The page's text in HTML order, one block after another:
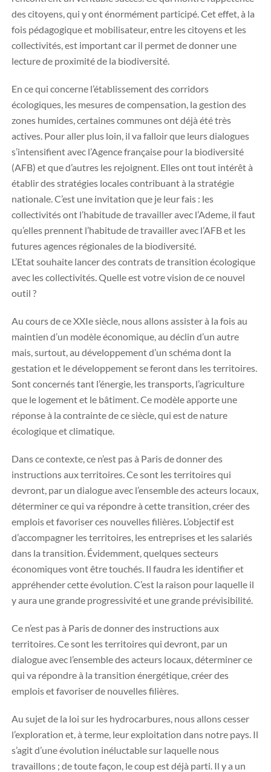
des citoyens, qui y ont énormément participé. Cet effet, à la
fois pédagogique et mobilisateur, entre les citoyens et les
collectivités, est important car il permet de donner une
lecture de proximité de la biodiversité.
En ce qui concerne l’établissement des corridors
écologiques, les mesures de compensation, la gestion des
zones humides, certaines communes ont déjà été très
actives. Pour aller plus loin, il va falloir que leurs dialogues
s’intensifient avec l’Agence française pour la biodiversité
(AFB) et que d’autres les rejoignent. Elles ont tout intérêt à
établir des stratégies locales contribuant à la stratégie
nationale. C’est une invitation que je leur fais : les
collectivités ont l’habitude de travailler avec l’Ademe, il faut
qu’elles prennent l’habitude de travailler avec l’AFB et les
futures agences régionales de la biodiversité.
L’Etat souhaite lancer des contrats de transition écologique
avec les collectivités. Quelle est votre vision de ce nouvel
outil ?
Au cours de ce XXIe siècle, nous allons assister à la fois au
maintien d’un modèle économique, au déclin d’un autre
mais, surtout, au développement d’un schéma dont la
gestation et le développement se feront dans les territoires.
Sont concernés tant l’énergie, les transports, l’agriculture
que le logement et le bâtiment. Ce modèle apporte une
réponse à la contrainte de ce siècle, qui est de nature
écologique et climatique.
Dans ce contexte, ce n’est pas à Paris de donner des
instructions aux territoires. Ce sont les territoires qui
devront, par un dialogue avec l’ensemble des acteurs locaux,
déterminer ce qui va répondre à cette transition, créer des
emplois et favoriser ces nouvelles filières. L’objectif est
d’accompagner les territoires, les entreprises et les salariés
dans la transition. Évidemment, quelques secteurs
économiques vont être touchés. Il faudra les identifier et
appréhender cette évolution. C’est la raison pour laquelle il
y aura une grande progressivité et une grande prévisibilité.
Ce n’est pas à Paris de donner des instructions aux
territoires. Ce sont les territoires qui devront, par un
dialogue avec l’ensemble des acteurs locaux, déterminer ce
qui va répondre à la transition énergétique, créer des
emplois et favoriser de nouvelles filières.
Au sujet de la loi sur les hydrocarbures, nous allons cesser
l’exploration et, à terme, leur exploitation dans notre pays. Il
s’agit d’une évolution inéluctable sur laquelle nous
travaillons ; de toute façon, le coup est déjà parti. Il y a un